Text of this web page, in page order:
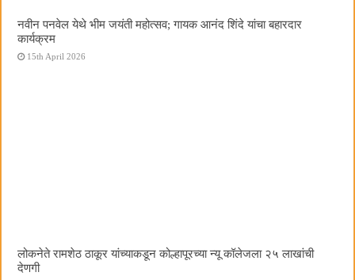
नवीन पनवेल येथे भीम जयंती महोत्सव; गायक आनंद शिंदे यांचा बहारदार
कार्यक्रम
15th April 2026
लोकनेते रामशेठ ठाकूर यांच्याकडून कोल्हापूरच्या न्यू कॉलेजला २५ लाखांची
देणगी